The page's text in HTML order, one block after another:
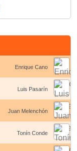
Enrique Cano
Luis Pasarín
Juan Melenchón
Tonín Conde